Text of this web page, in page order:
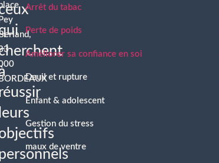
leurs
Pey
BORDEAUX
Arrêt du tabac
Perte de poids
Améliorer sa confiance en soi
Deuil et rupture
Enfant & adolescent
Gestion du stress
maux de ventre